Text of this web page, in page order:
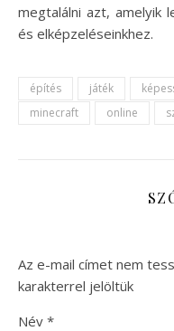
megtalálni azt, amelyik
és elképzeléseinkhez.
építés játék
minecraft
online
Az e-mail címet nem
karakterrel jelöltük
Név *